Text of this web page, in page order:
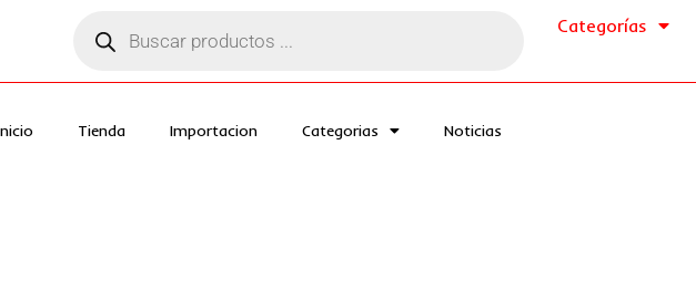
productos
Categorías
Tienda Importacion Categorias Noticias